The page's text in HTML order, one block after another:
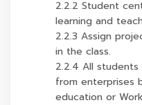
2.2.2 Student
learning and
2.2.3 Assign
in the class.
2.2.4 All
from enterprises
education or